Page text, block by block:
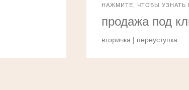
НАЖМИТЕ, ЧТОБЫ УЗНАТЬ
продажа под
вторичка | переуступка